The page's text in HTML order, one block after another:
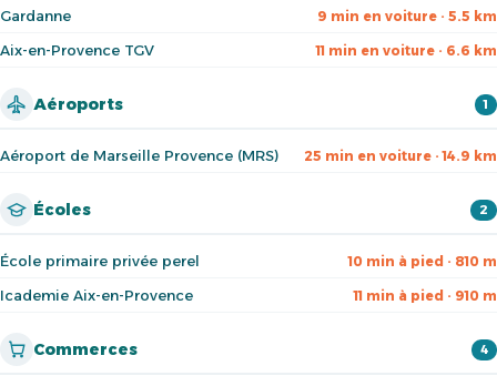
Gardanne 9 min en voiture · 5.5 km
Aix-en-Provence TGV 11 min en voiture · 6.6 km
Aéroports 1
Aéroport de Marseille Provence (MRS) 25 min en voiture · 14.9 km
Écoles 2
École primaire privée perel 10 min à pied · 810 m
Icademie Aix-en-Provence 11 min à pied · 910 m
Commerces 4